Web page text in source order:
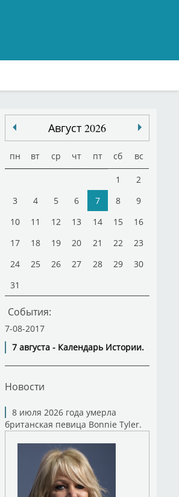
Август 2026
пн вт ср чт пт сб вс
1
2
3
4 5 6 7 8
9
10
11 12 13 14 15
16
17
18 19 20 21 22
23
24
25 26 27 28 29
30
31
События:
7-08-2017
7 августа - Календарь Истории.
Новости
8 июля 2026 года умерла
британская певица Bonnie Tyler.